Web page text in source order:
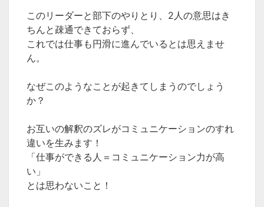
このリーダーと部下のやりとり、2人の意思はき
ちんと疎通できておらず、
これでは仕事も円滑に進んでいるとは思えませ
ん。
なぜこのようなことが起きてしまうのでしょう
か？
お互いの解釈のズレがコミュニケーションのすれ
違いを生みます！
「仕事ができる人＝コミュニケーション力が高
い」
とは思わないこと！